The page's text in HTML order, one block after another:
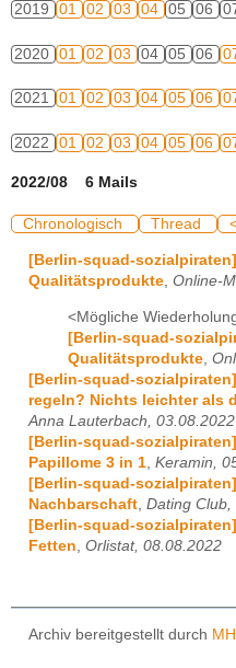
2019 01 02 03 04 05 06
2020 01 02 03 04 05 06
2021 01 02 03 04 05 06
2022 01 02 03 04 05 06
2022/08 6 Mails
Chronologisch Thread
[Berlin-squad-
Qualitätsprodukte Online-
<Mögliche
[Berlin-squad-
Qualitätsprodukte
[Berlin-squad-
regeln? Nichts leichter als
Anna Lauterbach, 03.08.2022
[Berlin-squad-
Papillome 3 in 1 Keramin,
[Berlin-squad-
Nachbarschaft Dating
[Berlin-squad-
Fetten Orlistat, 08.08.2022
Archiv bereitgestellt durch